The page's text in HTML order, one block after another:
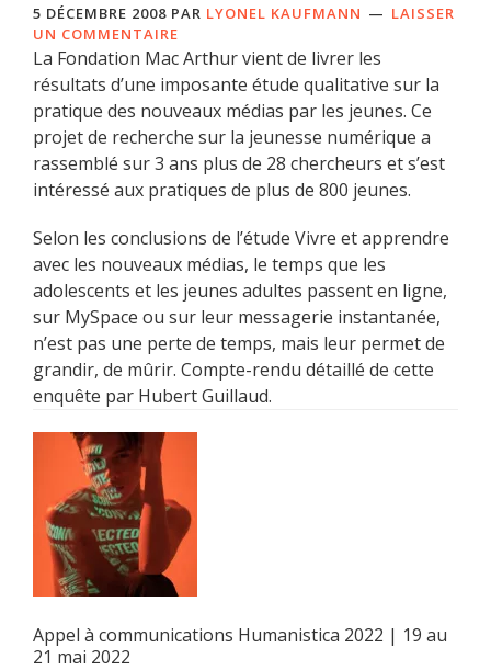
5 DÉCEMBRE 2008 PAR LYONEL KAUFMANN
LAISSER
UN COMMENTAIRE
La Fondation Mac Arthur vient de livrer les
résultats d’une imposante étude qualitative sur la
pratique des nouveaux médias par les jeunes. Ce
projet de recherche sur la jeunesse numérique a
rassemblé sur 3 ans plus de 28 chercheurs et s’est
intéressé aux pratiques de plus de 800 jeunes.
Selon les conclusions de l’étude Vivre et apprendre
avec les nouveaux médias, le temps que les
adolescents et les jeunes adultes passent en ligne,
sur MySpace ou sur leur messagerie instantanée,
n’est pas une perte de temps, mais leur permet de
grandir, de mûrir. Compte-rendu détaillé de cette
enquête par Hubert Guillaud.
Appel à communications Humanistica 2022 | 19 au
21 mai 2022